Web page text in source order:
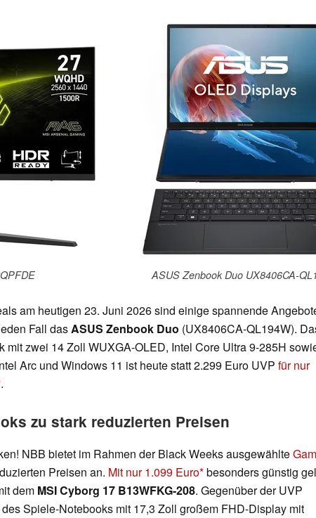
ASUS Zenbook Duo UX8406CA-
am heutigen 23. Juni 2026 sind einige spannende
Fall dasASUS Zenbook Duo (UX8406CA-QL194W).
mit zwei 14 Zoll WUXGA-OLED, Intel Core Ultra 9-285H
Arc und Windows 11 ist heute statt 2.299 Euro UVP für nur
.
zu stark reduzierten Preisen
NBB bietet im Rahmen der Black Weeks ausgewählte
Preisen an. Mit nur 1.099 Euro besonders günstig
dem MSI Cyborg 17 B13WFKG-208. Gegenüber der UVP
Spiele-Notebooks mit 17,3 Zoll großem FHD-Display mit